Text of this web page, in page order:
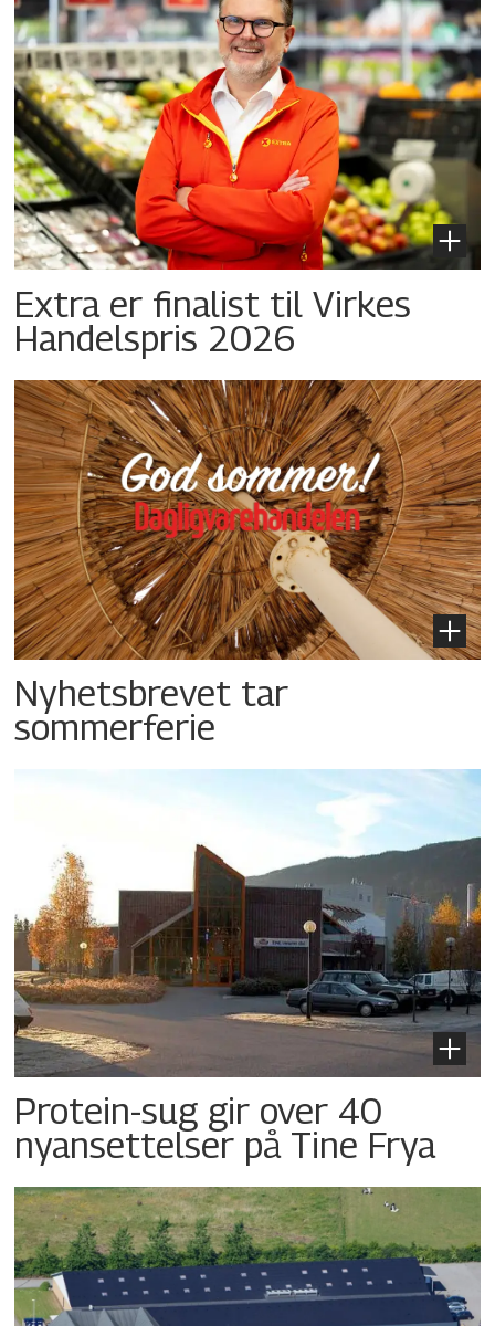
Extra er finalist til Virkes
Handelspris 2026
Nyhetsbrevet tar
sommerferie
Protein-sug gir over 40
nyansettelser på Tine Frya